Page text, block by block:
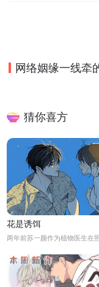
网络姻缘一线牵
猜你喜方
花是诱饵